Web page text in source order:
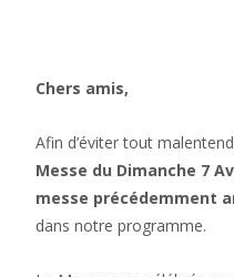
Chers amis,
Afin d’éviter tout
Messe du Dimanche 7
messe précédemment
dans notre programme.